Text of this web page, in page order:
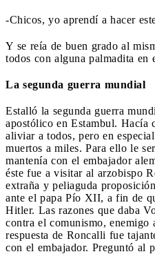
-Chicos, yo aprendí a hacer
Y se reía de buen grado al
todos con alguna palmadita en
La segunda guerra mundial
Estalló la segunda guerra
apostólico en Estambul. Hacía
aliviar a todos, pero en
muertos a miles. Para ello le
mantenía con el embajador
éste fue a visitar al arzobispo
extraña y peliaguda
ante el papa Pío XII, a fin de
Hitler. Las razones que daba
contra el comunismo, enemigo
respuesta de Roncalli fue
con el embajador. Preguntó al